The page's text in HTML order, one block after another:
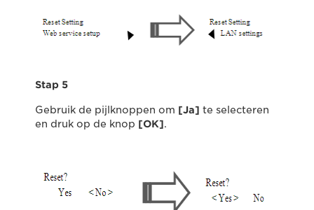
Stap 5
Gebruik de pijlknoppen om [Ja] te selecteren
en druk op de knop [OK].